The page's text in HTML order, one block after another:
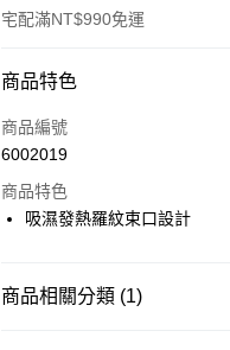
宅配滿NT$990免運
付款方式
信用卡一次付款
Apple Pay
Google Pay
商品特色
商品編號
6002019
商品特色
吸濕發熱羅紋束口設計
商品相關分類 (1)